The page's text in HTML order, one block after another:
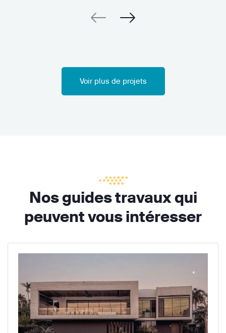
Voir plus de projets
Nos guides travaux qui
peuvent vous intéresser